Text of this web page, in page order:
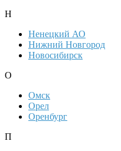
Н
Ненецкий АО
Нижний Новгород
Новосибирск
О
Омск
Орел
Оренбург
П